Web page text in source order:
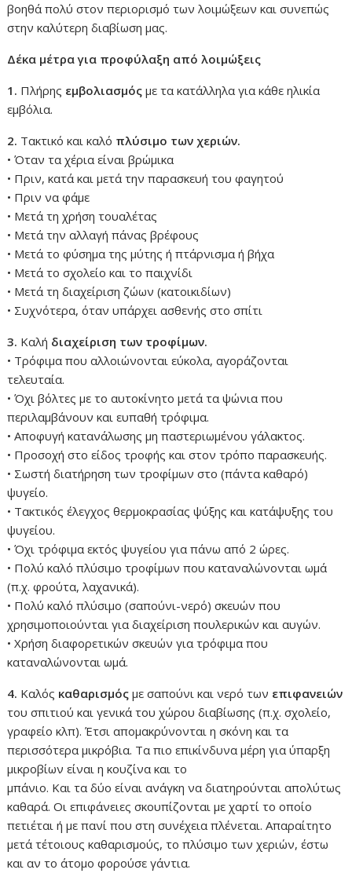
βοηθά πολύ στον περιορισμό των λοιμώξεων και συνεπώς
στην καλύτερη διαβίωση μας.
Δέκα μέτρα για προφύλαξη από λοιμώξεις
1. Πλήρης εμβολιασμός με τα κατάλληλα για κάθε ηλικία
εμβόλια.
2. Τακτικό και καλό πλύσιμο των χεριών.
• Όταν τα χέρια είναι βρώμικα
• Πριν, κατά και μετά την παρασκευή του φαγητού
• Πριν να φάμε
• Μετά τη χρήση τουαλέτας
• Μετά την αλλαγή πάνας βρέφους
• Μετά το φύσημα της μύτης ή πτάρνισμα ή βήχα
• Μετά το σχολείο και το παιχνίδι
• Μετά τη διαχείριση ζώων (κατοικιδίων)
• Συχνότερα, όταν υπάρχει ασθενής στο σπίτι
3. Καλή διαχείριση των τροφίμων.
• Τρόφιμα που αλλοιώνονται εύκολα, αγοράζονται
τελευταία.
• Όχι βόλτες με το αυτοκίνητο μετά τα ψώνια που
περιλαμβάνουν και ευπαθή τρόφιμα.
• Αποφυγή κατανάλωσης μη παστεριωμένου γάλακτος.
• Προσοχή στο είδος τροφής και στον τρόπο παρασκευής.
• Σωστή διατήρηση των τροφίμων στο (πάντα καθαρό)
ψυγείο.
• Τακτικός έλεγχος θερμοκρασίας ψύξης και κατάψυξης του
ψυγείου.
• Όχι τρόφιμα εκτός ψυγείου για πάνω από 2 ώρες.
• Πολύ καλό πλύσιμο τροφίμων που καταναλώνονται ωμά
(π.χ. φρούτα, λαχανικά).
• Πολύ καλό πλύσιμο (σαπούνι-νερό) σκευών που
χρησιμοποιούνται για διαχείριση πουλερικών και αυγών.
• Χρήση διαφορετικών σκευών για τρόφιμα που
καταναλώνονται ωμά.
4. Καλός καθαρισμός με σαπούνι και νερό των επιφανειών
του σπιτιού και γενικά του χώρου διαβίωσης (π.χ. σχολείο,
γραφείο κλπ). Έτσι απομακρύνονται η σκόνη και τα
περισσότερα μικρόβια. Τα πιο επικίνδυνα μέρη για ύπαρξη
μικροβίων είναι η κουζίνα και το
μπάνιο. Και τα δύο είναι ανάγκη να διατηρούνται απολύτως
καθαρά. Οι επιφάνειες σκουπίζονται με χαρτί το οποίο
πετιέται ή με πανί που στη συνέχεια πλένεται. Απαραίτητο
μετά τέτοιους καθαρισμούς, το πλύσιμο των χεριών, έστω
και αν το άτομο φορούσε γάντια.